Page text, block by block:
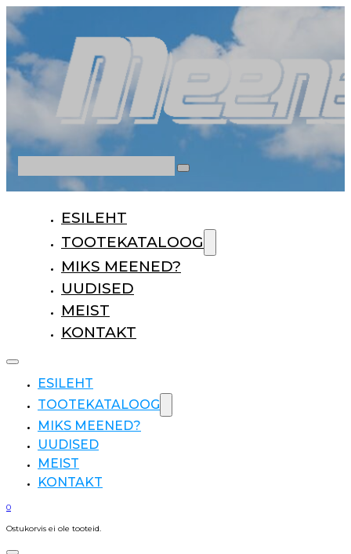
ESILEHT
TOOTEKATALOOG
MIKS MEENED?
UUDISED
MEIST
KONTAKT
ESILEHT
TOOTEKATALOOG
MIKS MEENED?
UUDISED
MEIST
KONTAKT
0
Ostukorvis ei ole tooteid.